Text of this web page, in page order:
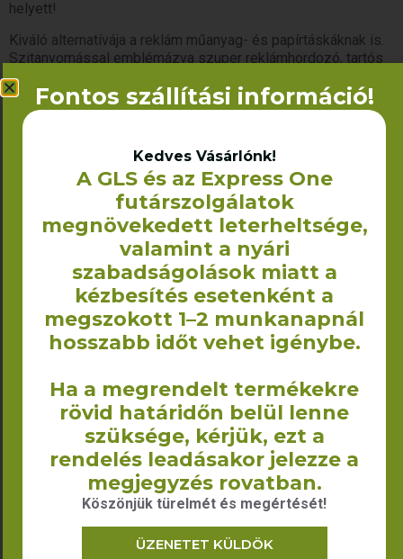
helyett!
Kiváló alternatívája a reklám műanyag- és papírtáskáknak is.
Szitanyomással emblémázva szuper reklámhordozó, tartós
és strapabíró termék.
Több mint 12 éves tapasztalatunk van a
textiltermékek gyártási területén, egyedi
igények megvalósításában is örömmel
Termékeink nagy része Magyarországon
készül, nagy raktárkészületünknek
köszönhetően a megrendelést 2-3 munkanapon
belül tudjuk teljesíteni.
Kapcsolódó termékek
Fontos szállítási információ!
Kedves Vásárlónk!
A GLS és az Express One
futárszolgálatok
megnövekedett leterheltsége,
valamint a nyári
szabadságolások miatt a
kézbesítés esetenként a
megszokott 1–2 munkanapnál
hosszabb időt vehet igénybe.
Ha a megrendelt termékekre
rövid határidőn belül lenne
szüksége, kérjük, ezt a
rendelés leadásakor jelezze a
megjegyzés rovatban.
Köszönjük türelmét és megértését!
ÜZENETET KÜLDÖK